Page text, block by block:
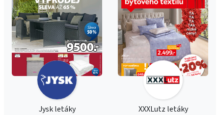
Jysk letáky XXXLutz letáky